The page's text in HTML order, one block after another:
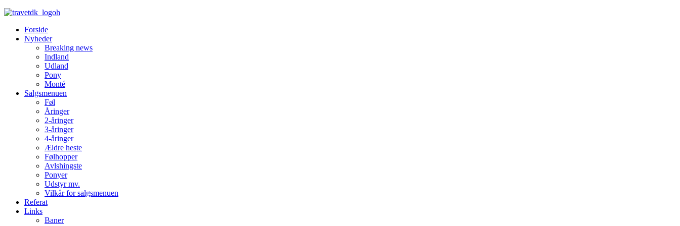
Forside
Nyheder
Breaking news
Indland
Udland
Pony
Monté
Salgsmenuen
Føl
Åringer
2-åringer
3-åringer
4-åringer
Ældre heste
Følhopper
Avlshingste
Ponyer
Udstyr mv.
Vilkår for salgsmenuen
Referat
Links
Baner